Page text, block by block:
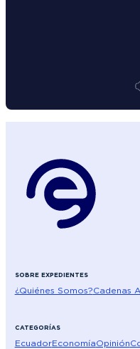
SOBRE EXPEDIENTES
¿Quiénes Somos?Cadenas
CATEGORÍAS
EcuadorEconomíaOpinión